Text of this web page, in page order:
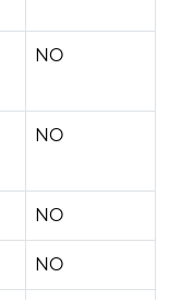
NO
NO
NO
NO